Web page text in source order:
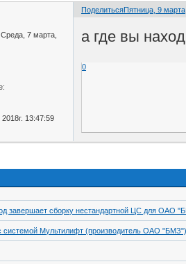
ПоделитьсяПятница, 9
Среда, 7 марта,
13:47:59
а где вы
0
завершает сборку нестандартной ЦС для ОАО
системой Мультилифт (производитель ОАО "БМЗ")